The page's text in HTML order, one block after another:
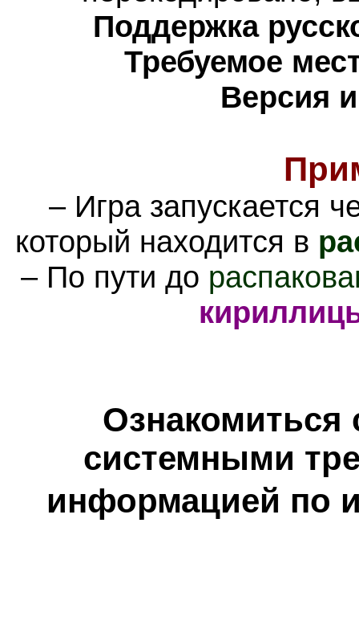
Поддержка
Требуемое
Версия
– Игра запускается
который находится в
– По пути до
Ознакомиться
системными
информацией по